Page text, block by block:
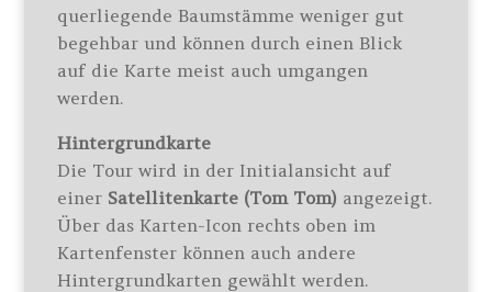
querliegende Baumstämme weniger gut
begehbar und können durch einen Blick
auf die Karte meist auch umgangen
werden.
Hintergrundkarte
Die Tour wird in der Initialansicht auf
einer Satellitenkarte (Tom Tom) angezeigt.
Über das Karten-Icon rechts oben im
Kartenfenster können auch andere
Hintergrundkarten gewählt werden.